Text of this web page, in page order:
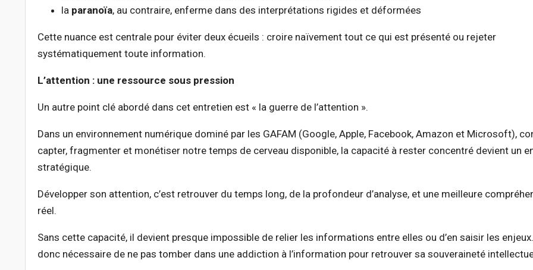
la paranoïa, au contraire, enferme dans des interprétations rigides et déformées
Cette nuance est centrale pour éviter deux écueils : croire naïvement tout ce qui est présenté ou rejeter
systématiquement toute information.
L’attention : une ressource sous pression
Un autre point clé abordé dans cet entretien est « la guerre de l’attention ».
Dans un environnement numérique dominé par les GAFAM (Google, Apple, Facebook, Amazon et Microsoft),
capter, fragmenter et monétiser notre temps de cerveau disponible, la capacité à rester concentré devient un
stratégique.
Développer son attention, c’est retrouver du temps long, de la profondeur d’analyse, et une meilleure
réel.
Sans cette capacité, il devient presque impossible de relier les informations entre elles ou d’en saisir les
donc nécessaire de ne pas tomber dans une addiction à l’information pour retrouver sa souveraineté